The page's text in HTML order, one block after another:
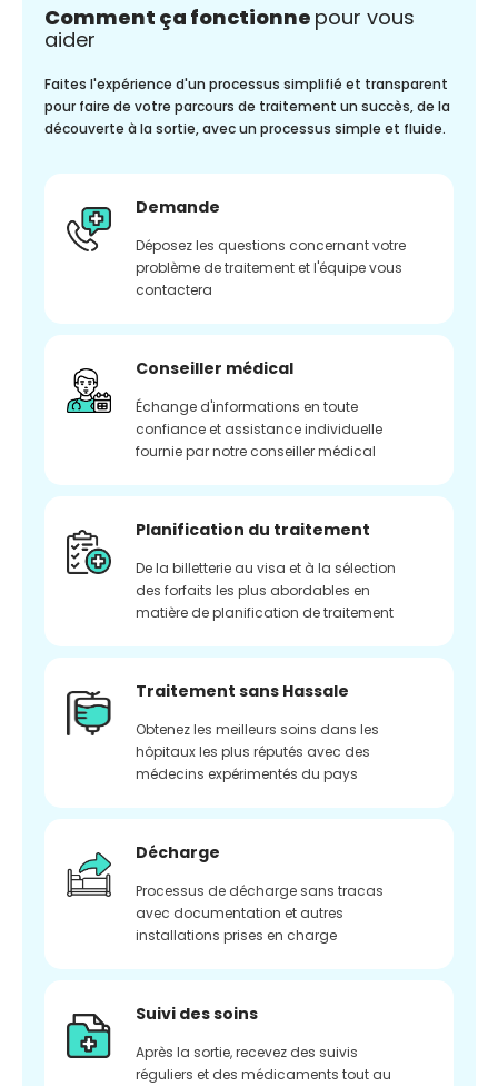
Comment ça fonctionne pour vous
aider
Faites l'expérience d'un processus simplifié et transparent
pour faire de votre parcours de traitement un succès, de la
découverte à la sortie, avec un processus simple et fluide.
Demande
Déposez les questions concernant votre
problème de traitement et l'équipe vous
contactera
Conseiller médical
Échange d'informations en toute
confiance et assistance individuelle
fournie par notre conseiller médical
Planification du traitement
De la billetterie au visa et à la sélection
des forfaits les plus abordables en
matière de planification de traitement
Traitement sans Hassale
Obtenez les meilleurs soins dans les
hôpitaux les plus réputés avec des
médecins expérimentés du pays
Décharge
Processus de décharge sans tracas
avec documentation et autres
installations prises en charge
Suivi des soins
Après la sortie, recevez des suivis
réguliers et des médicaments tout au